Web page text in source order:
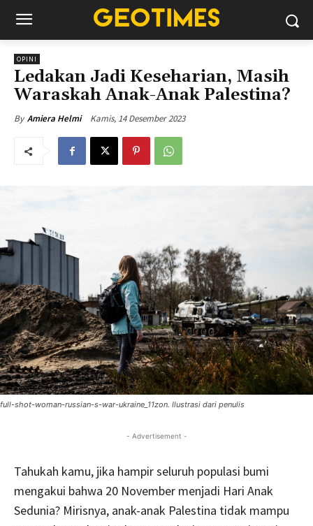
OPINI
Ledakan Jadi Keseharian, Masih
Waraskah Anak-Anak Palestina?
By Amiera Helmi Kamis, 14 Desember 2023
full-shot-woman-russian-s-war-ukraine_11zon. Ilustrasi dari penulis
- Advertisement -
Tahukah kamu, jika hampir seluruh populasi bumi
mengakui bahwa 20 November menjadi Hari Anak
Sedunia? Mirisnya, anak-anak Palestina tidak mampu